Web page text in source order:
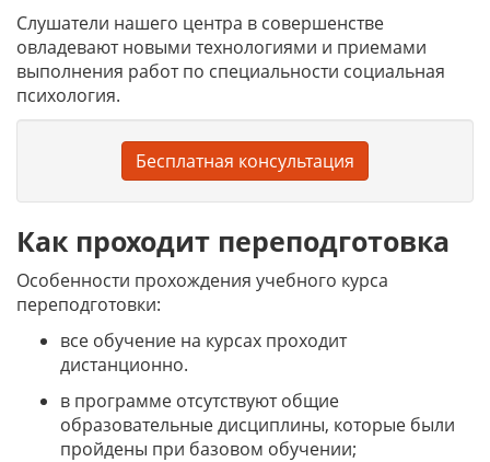
Слушатели нашего центра в совершенстве
овладевают новыми технологиями и приемами
выполнения работ по специальности социальная
психология.
Бесплатная консультация
Как проходит переподготовка
Особенности прохождения учебного курса
переподготовки:
все обучение на курсах проходит
дистанционно.
в программе отсутствуют общие
образовательные дисциплины, которые были
пройдены при базовом обучении;